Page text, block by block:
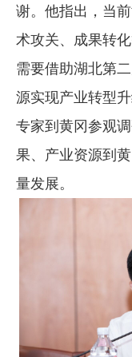
谢。他指出，当前
术攻关、成果转
需要借助湖北第
源实现产业转型
专家到黄冈参观
果、产业资源到
量发展。